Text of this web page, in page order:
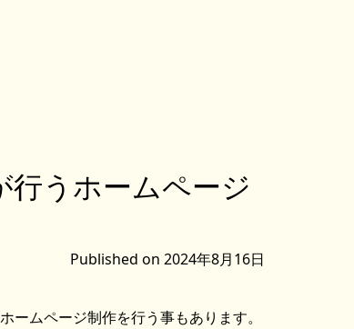
行うホームページ
Published on 2024年8月16日
ームページ制作を行う事もあります。